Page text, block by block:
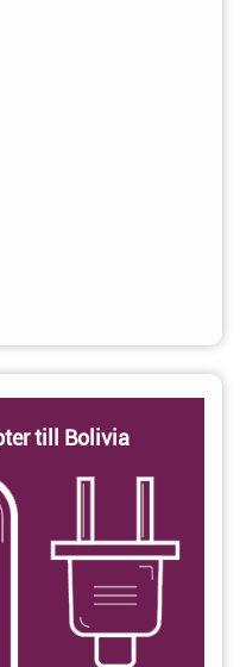
till Bolivia